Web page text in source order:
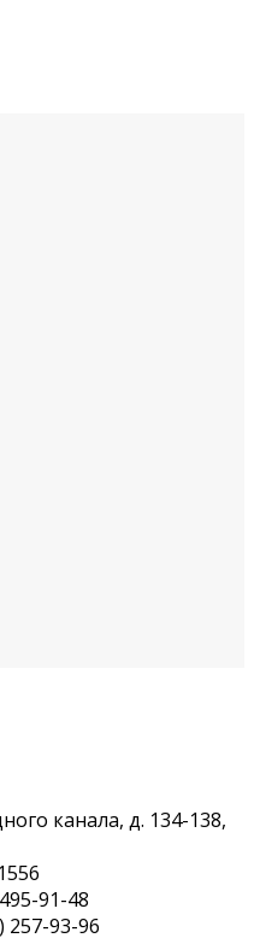
канала, д. 134-138,
91-48
93-96